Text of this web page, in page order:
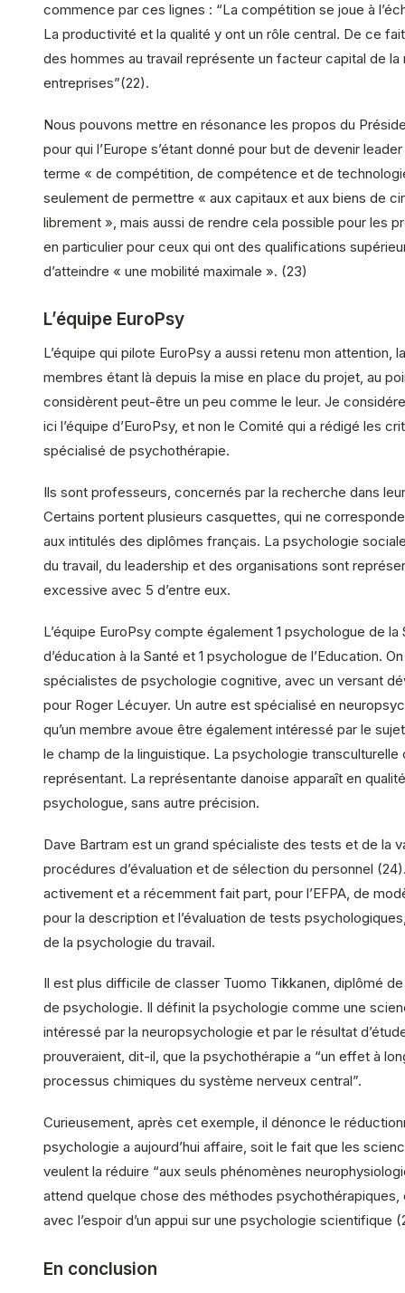
commence par ces lignes : “La compétition se joue à
La productivité et la qualité y ont un rôle central. De ce
des hommes au travail représente un facteur capital de
entreprises”(22).
Nous pouvons mettre en résonance les propos du
pour qui l’Europe s’étant donné pour but de devenir
terme « de compétition, de compétence et de
seulement de permettre « aux capitaux et aux biens de
librement », mais aussi de rendre cela possible pour les
en particulier pour ceux qui ont des qualifications
d’atteindre « une mobilité maximale ». (23)
L’équipe EuroPsy
L’équipe qui pilote EuroPsy a aussi retenu mon attention,
membres étant là depuis la mise en place du projet, au
considèrent peut-être un peu comme le leur. Je
ici l’équipe d’EuroPsy, et non le Comité qui a rédigé les
spécialisé de psychothérapie.
Ils sont professeurs, concernés par la recherche dans
Certains portent plusieurs casquettes, qui ne
aux intitulés des diplômes français. La psychologie
du travail, du leadership et des organisations sont
excessive avec 5 d’entre eux.
L’équipe EuroPsy compte également 1 psychologue de la
d’éducation à la Santé et 1 psychologue de l’Education.
spécialistes de psychologie cognitive, avec un versant
pour Roger Lécuyer. Un autre est spécialisé en
qu’un membre avoue être également intéressé par le
le champ de la linguistique. La psychologie transculturelle
représentant. La représentante danoise apparaît en
psychologue, sans autre précision.
Dave Bartram est un grand spécialiste des tests et de la
procédures d’évaluation et de sélection du personnel
activement et a récemment fait part, pour l’EFPA, de
pour la description et l’évaluation de tests
de la psychologie du travail.
Il est plus difficile de classer Tuomo Tikkanen, diplômé
de psychologie. Il définit la psychologie comme une
intéressé par la neuropsychologie et par le résultat
prouveraient, dit-il, que la psychothérapie a “un effet à
processus chimiques du système nerveux central”.
Curieusement, après cet exemple, il dénonce le
psychologie a aujourd’hui affaire, soit le fait que les
veulent la réduire “aux seuls phénomènes
attend quelque chose des méthodes psychothérapiques,
avec l’espoir d’un appui sur une psychologie scientifique
En conclusion